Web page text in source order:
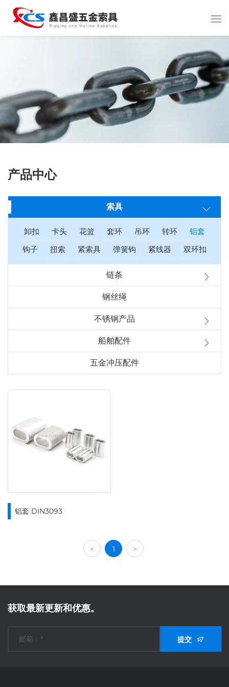
产品中心
索具
卸扣 卡头 花篮 套环 吊环 转环
铝套
钩子
扭索 紧索具 弹簧钩 紧线器 双环扣
链条
钢丝绳
不锈钢产品
船舶配件
五金冲压配件
铝套 DIN3093
< 1 >
获取最新更新和优惠。
提交